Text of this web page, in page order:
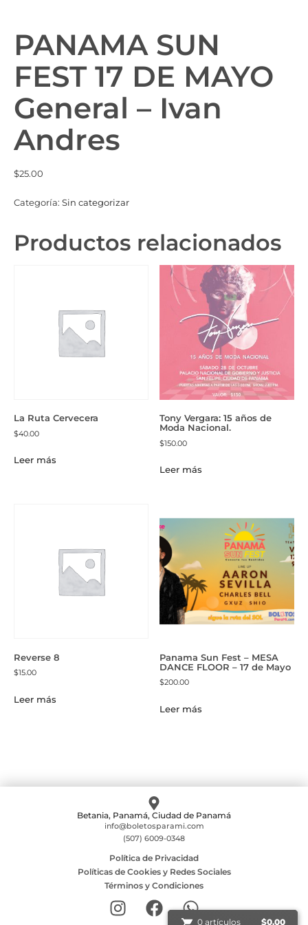
PANAMA SUN
FEST 17 DE MAYO
General – Ivan
Andres
$25.00
Categoría: Sin categorizar
Productos relacionados
La Ruta Cervecera
$40.00
Leer más
Tony Vergara: 15 años de
Moda Nacional.
$150.00
Leer más
Reverse 8
$15.00
Leer más
Panama Sun Fest – MESA
DANCE FLOOR – 17 de Mayo
$200.00
Leer más
Betania, Panamá, Ciudad de Panamá
info@boletosparami.com
(507) 6009-0348
Política de Privacidad
Políticas de Cookies y Redes Sociales
Términos y Condiciones
0 artículos $0.00
0 artículos $0.00